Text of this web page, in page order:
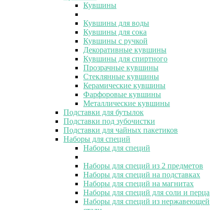
Кувшины
Кувшины для воды
Кувшины для сока
Кувшины с ручкой
Декоративные кувшины
Кувшины для спиртного
Прозрачные кувшины
Стеклянные кувшины
Керамические кувшины
Фарфоровые кувшины
Металлические кувшины
Подставки для бутылок
Подставки под зубочистки
Подставки для чайных пакетиков
Наборы для специй
Наборы для специй
Наборы для специй из 2 предметов
Наборы для специй на подставках
Наборы для специй на магнитах
Наборы для специй для соли и перца
Наборы для специй из нержавеющей